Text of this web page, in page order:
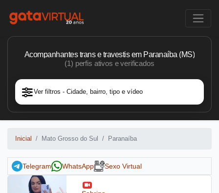
Acompanhantes trans e travestis em Paranaíba (MS)
(1) perfis ativos e verificados
Ver filtros - Cidade, bairro, tipo e vídeo
Inicial Mato Grosso do Sul Paranaíba
Telegram WhatsApp Sexo Virtual